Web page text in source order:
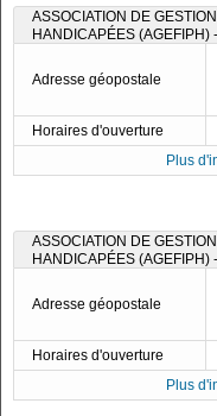
ASSOCIATION DE
HANDICAPÉES
Adresse géopostale
Horaires d'ouverture
Plus
ASSOCIATION DE
HANDICAPÉES (AGEFIPH)
Adresse géopostale
Horaires d'ouverture
Plus